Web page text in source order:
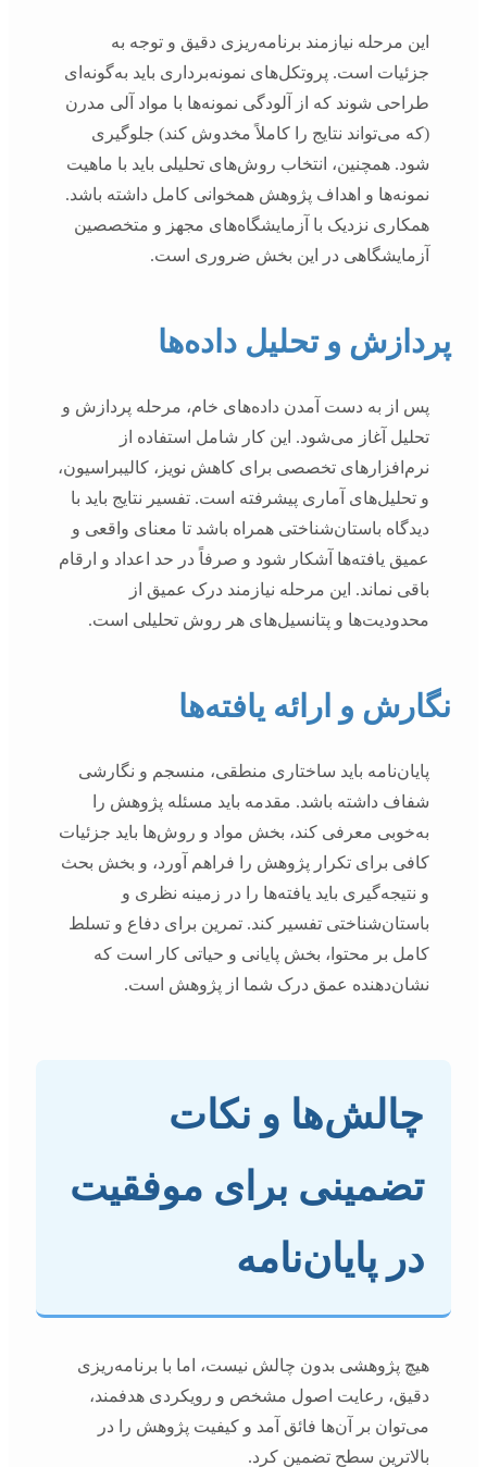
این مرحله نیازمند برنامه‌ریزی دقیق و توجه به
جزئیات است. پروتکل‌های نمونه‌برداری باید به‌گونه‌ای
طراحی شوند که از آلودگی نمونه‌ها با مواد آلی مدرن
(که می‌تواند نتایج را کاملاً مخدوش کند) جلوگیری
شود. همچنین، انتخاب روش‌های تحلیلی باید با ماهیت
نمونه‌ها و اهداف پژوهش همخوانی کامل داشته باشد.
همکاری نزدیک با آزمایشگاه‌های مجهز و متخصصین
آزمایشگاهی در این بخش ضروری است.
پردازش و تحلیل داده‌ها
پس از به دست آمدن داده‌های خام، مرحله پردازش و
تحلیل آغاز می‌شود. این کار شامل استفاده از
نرم‌افزارهای تخصصی برای کاهش نویز، کالیبراسیون،
و تحلیل‌های آماری پیشرفته است. تفسیر نتایج باید با
دیدگاه باستان‌شناختی همراه باشد تا معنای واقعی و
عمیق یافته‌ها آشکار شود و صرفاً در حد اعداد و ارقام
باقی نماند. این مرحله نیازمند درک عمیق از
محدودیت‌ها و پتانسیل‌های هر روش تحلیلی است.
نگارش و ارائه یافته‌ها
پایان‌نامه باید ساختاری منطقی، منسجم و نگارشی
شفاف داشته باشد. مقدمه باید مسئله پژوهش را
به‌خوبی معرفی کند، بخش مواد و روش‌ها باید جزئیات
کافی برای تکرار پژوهش را فراهم آورد، و بخش بحث
و نتیجه‌گیری باید یافته‌ها را در زمینه نظری و
باستان‌شناختی تفسیر کند. تمرین برای دفاع و تسلط
کامل بر محتوا، بخش پایانی و حیاتی کار است که
نشان‌دهنده عمق درک شما از پژوهش است.
چالش‌ها و نکات
تضمینی برای موفقیت
در پایان‌نامه
هیچ پژوهشی بدون چالش نیست، اما با برنامه‌ریزی
دقیق، رعایت اصول مشخص و رویکردی هدفمند،
می‌توان بر آن‌ها فائق آمد و کیفیت پژوهش را در
بالاترین سطح تضمین کرد.